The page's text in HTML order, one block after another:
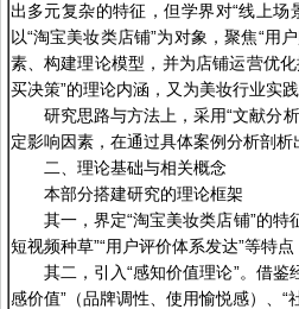
出多元复杂的特征，但学界对“线上
以“淘宝美妆类店铺”为对象，聚焦“用
素、构建理论模型，并为店铺运营优
买决策”的理论内涵，又为美妆行业实
研究思路与方法上，采用“文献分
定影响因素，在通过具体案例分析剖
二、理论基础与相关概念
本部分搭建研究的理论框架
其一，界定“淘宝美妆类店铺”的特
短视频种草”“用户评价体系发达”等特
其二，引入“感知价值理论”。借
感价值”（品牌调性、使用愉悦感）、